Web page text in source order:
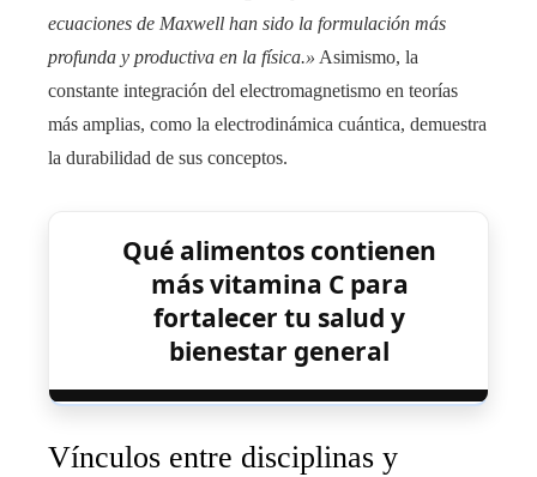
ecuaciones de Maxwell han sido la formulación más
profunda y productiva en la física.» Asimismo, la
constante integración del electromagnetismo en teorías
más amplias, como la electrodinámica cuántica, demuestra
la durabilidad de sus conceptos.
Qué alimentos contienen
más vitamina C para
fortalecer tu salud y
bienestar general
Vínculos entre disciplinas y